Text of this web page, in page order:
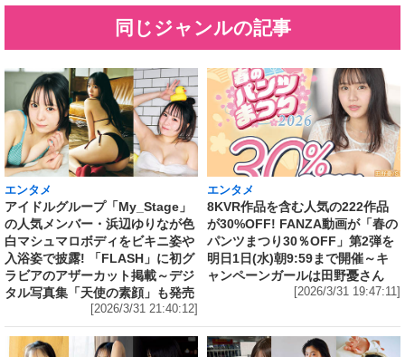
同じジャンルの記事
エンタメ
アイドルグループ「My_Stage」
の人気メンバー・浜辺ゆりなが色
白マシュマロボディをビキニ姿や
入浴姿で披露! 「FLASH」に初グ
ラビアのアザーカット掲載～デジ
タル写真集「天使の素顔」も発売
[2026/3/31 21:40:12]
エンタメ
8KVR作品を含む人気の222作品
が30%OFF! FANZA動画が「春の
パンツまつり30％OFF」第2弾を
明日1日(水)朝9:59まで開催～キ
ャンペーンガールは田野憂さん
[2026/3/31 19:47:11]